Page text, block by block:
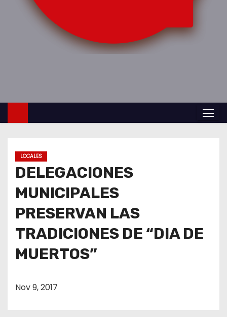
LOCALES
DELEGACIONES
MUNICIPALES
PRESERVAN LAS
TRADICIONES DE “DIA DE
MUERTOS”
Nov 9, 2017